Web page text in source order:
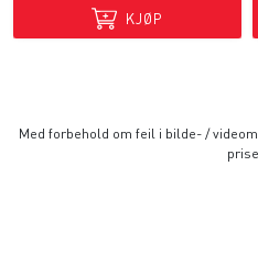
KJØP
Med forbehold om feil i bilde- /